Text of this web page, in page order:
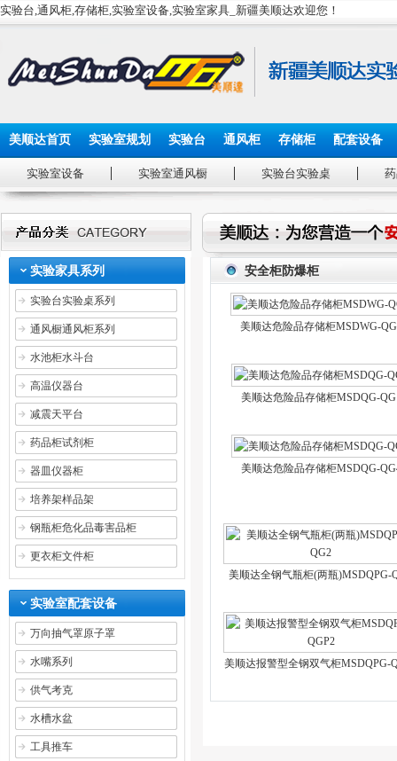
实验台,通风柜,存储柜,实验室设备,实验室家具_新疆美顺达欢迎您！
美顺达首页 实验室规划 实验台 通风柜 存储柜 配套设备
实验室设备 实验室通风橱 实验台实验桌
实验家具系列
实验台实验桌系列
通风橱通风柜系列
水池柜水斗台
高温仪器台
减震天平台
药品柜试剂柜
器皿仪器柜
培养架样品架
钢瓶柜危化品毒害品柜
更衣柜文件柜
实验室配套设备
万向抽气罩原子罩
水嘴系列
供气考克
水槽水盆
工具推车
安全柜防爆柜
美顺达危险品存储柜MSDWG-
美顺达危险品存储柜MSDQG-
美顺达危险品存储柜MSDQG-
美顺达全钢气瓶柜(两瓶)MSDQPG-
美顺达报警型全钢双气柜MSDQPG-